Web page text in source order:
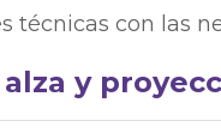
técnicas con las
alza y